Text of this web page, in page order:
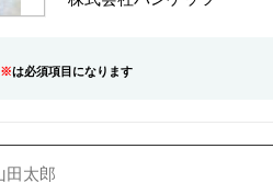
※は必須項目になります